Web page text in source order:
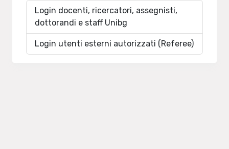
Login docenti, ricercatori, assegnisti,
dottorandi e staff Unibg
Login utenti esterni autorizzati (Referee)